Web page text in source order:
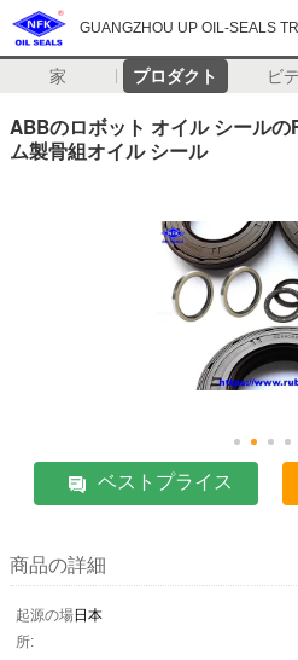
GUANGZHOU UP OIL-SEALS
家 プロダクト ビ
ABBのロボット オイル シール
ム製骨組オイル シール
ベストプライス
商品の詳細
起源の場
所:
日本